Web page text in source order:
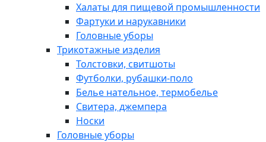
Халаты для пищевой промышленности
Фартуки и нарукавники
Головные уборы
Трикотажные изделия
Толстовки, свитшоты
Футболки, рубашки-поло
Белье нательное, термобелье
Свитера, джемпера
Носки
Головные уборы